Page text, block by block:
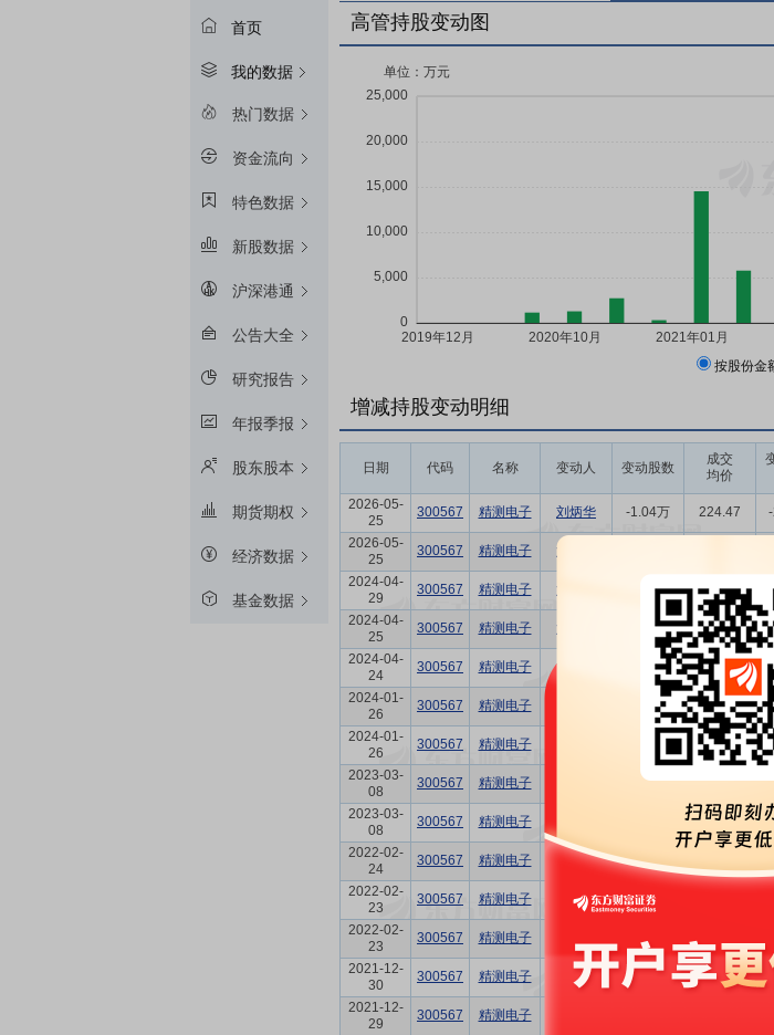
首页
我的数据
热门数据
资金流向
特色数据
新股数据
沪深港通
公告大全
研究报告
年报季报
股东股本
期货期权
经济数据
基金数据
高管持股变动图
按股份金
增减持股变动明细
日期 代码 名称 变动人 变动股数
成交
均价
2026-05-
25
300567 精测电子 刘炳华 -1.04万 224.47
2026-05-
25
300567 精测电子 游丽娟
2024-04-
29
300567 精测电子 沈亚非 1.39万 62.09
2024-04-
25
300567 精测电子 沈亚非 3.27万 59.69
2024-04-
24
300567 精测电子 沈亚非 3.70万 59.89
2024-01-
26
300567 精测电子 1.66万 60.73
2024-01-
26
300567 精测电子 60.55
2023-03-
08
300567 精测电子 -6.27万 64.50
2023-03-
08
300567 精测电子 63.71
2022-02-
24
300567 精测电子 沈亚非 1000.00
2022-02-
23
300567 精测电子 杨慎东 -8.37万
2022-02-
23
300567 精测电子 -3300.00
2021-12-
30
300567 精测电子 陈凯 -9.69万 70.23
2021-12-
29
300567 精测电子